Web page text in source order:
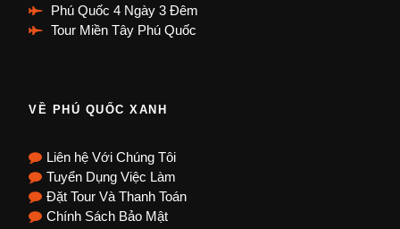
Phú Quốc 4 Ngày 3 Đêm
Tour Miền Tây Phú Quốc
VỀ PHÚ QUỐC XANH
Liên hệ Với Chúng Tôi
Tuyển Dụng Việc Làm
Đặt Tour Và Thanh Toán
Chính Sách Bảo Mật